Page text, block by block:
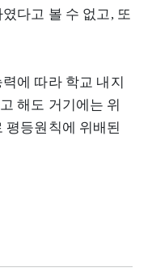
다고 볼 수 없고, 또
에 따라 학교 내지
해도 거기에는 위
평등원칙에 위배된